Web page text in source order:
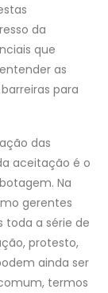
da
que
as
para
das
aceitação é o
Na
gerentes
toda a série de
protesto,
ainda ser
termos